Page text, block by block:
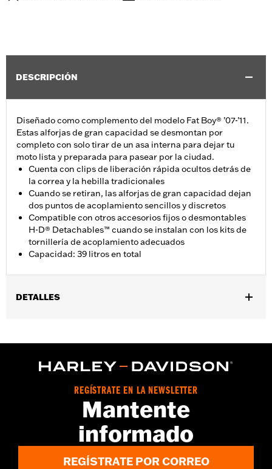
DESCRIPCIÓN
Diseñado como complemento del modelo Fat Boy® ’07-’11.
Estas alforjas de gran capacidad se desmontan por
completo con solo tirar de un asa interna para dejar tu
moto lista y preparada para pasear por la ciudad.
Cuenta con clips de liberación rápida ocultos detrás de
la correa y la hebilla tradicionales
Cuando se retiran, las alforjas de gran capacidad dejan
dos puntos de acoplamiento sencillos y discretos
Compatible con otros accesorios fijos o desmontables
H-D® Detachables™ cuando se instalan con los kits de
tornillería de acoplamiento adecuados
Capacidad: 39 litros en total
DETALLES
07. Los modelos sin accesorios desmontables requieren la
compra por separado del kit de tornillería de acoplamiento N/P
53932-03A. Los modelos equipados con accesorios rígidos
acoplamiento N/P 88298-07. Todos los modelos requieren la
traseros N/P 69929-07 o 73369-10. No es compatible con
plataformas reposapiés del pasajero ni con las tapas del eje
trasero. Los modelos FLSTFBS requieren el desmontaje de las
REGÍSTRATE EN LA NEWSLETTER
Mantente
informado
REGÍSTRATE POR CORREO